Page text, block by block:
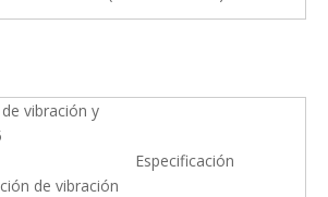
vibración y
Especificación
de vibración